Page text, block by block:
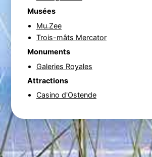
Musées
Mu.Zee
Trois-mâts Mercator
Monuments
Galeries Royales
Attractions
Casino d'Ostende